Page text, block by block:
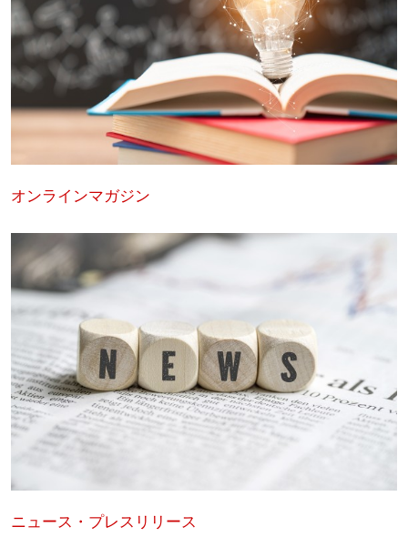
オンラインマガジン
ニュース・プレスリリース